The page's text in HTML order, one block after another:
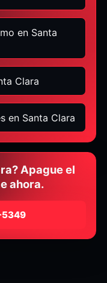
en Santa
Clara
en Santa Clara
Apague el
ahora.